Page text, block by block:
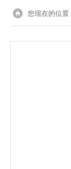
您现在的位置